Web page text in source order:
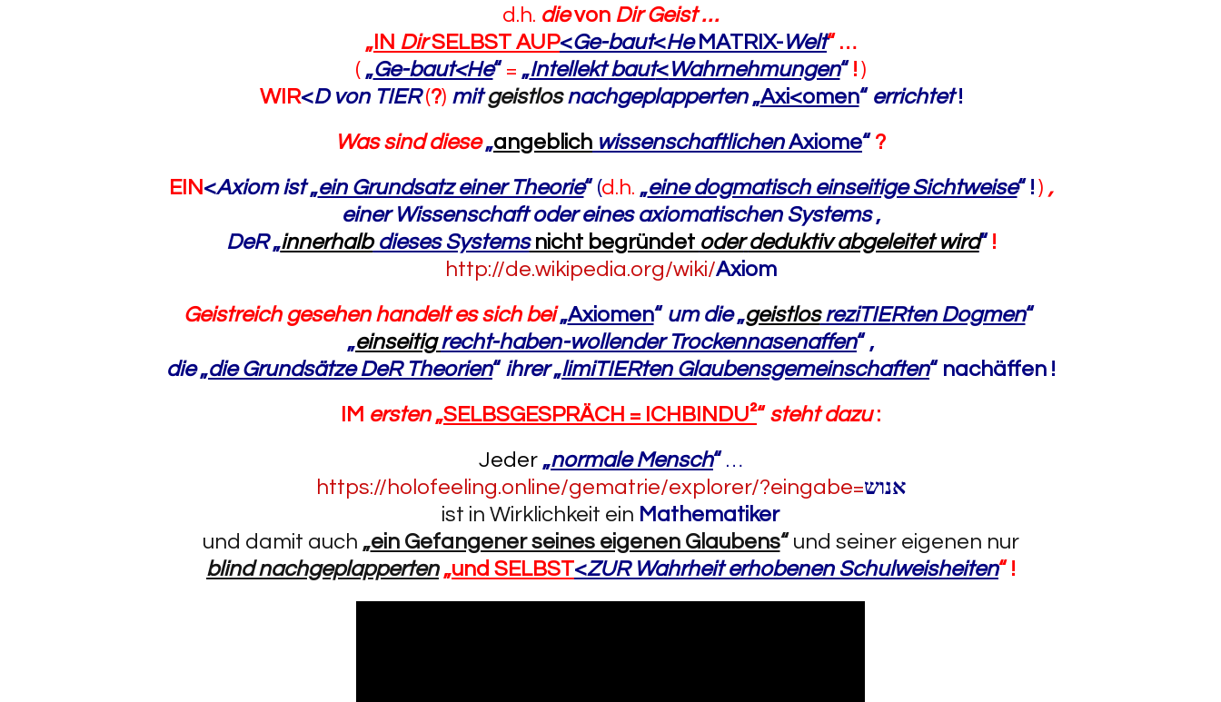
d.h. dievon Dir Geist …
„ IN DirSELBST AUP<Ge-baut<He MATRIX-Welt“ …
( „Ge-baut<He“ = „Intellekt baut<Wahrnehmungen“ ! )
WIR<D von TIER (?) mit geistlosnachgeplapperten„Axi<omen“ errichtet!
Was sind diese „angeblich wissenschaftlichenAxiome“ ?
EIN <Axiom ist „ein Grundsatz einer Theorie“ (d.h. „eine dogmatisch einseitige Sichtweise“ ! ) ,
einer Wissenschaft oder eines axiomatischen Systems,
DeR „innerhalbdieses Systemsnicht begründet oder deduktiv abgeleitet wird“ !
http://de.wikipedia.org/wiki/Axiom
Geistreich gesehen handelt es sich bei„Axiomen“ um die„geistlosreziTIERten Dogmen“
„einseitig recht-haben-wollender Trockennasenaffen“ ,
die„die Grundsätze DeR Theorien“ ihrer„limiTIERten Glaubensgemeinschaften“ nachäffen !
IM ersten„SELBSGESPRÄCH = ICHBINDU²“ steht dazu:
Jeder „normale Mensch“ …
https://holofeeling.online/gematrie/explorer/?eingabe=אנוש
ist in Wirklichkeit ein Mathematiker
und damit auch „ein Gefangener seines eigenen Glaubens“ und seiner eigenen nur
blind nachgeplapperten „und SELBST<ZUR Wahrheit erhobenen Schulweisheiten“ !